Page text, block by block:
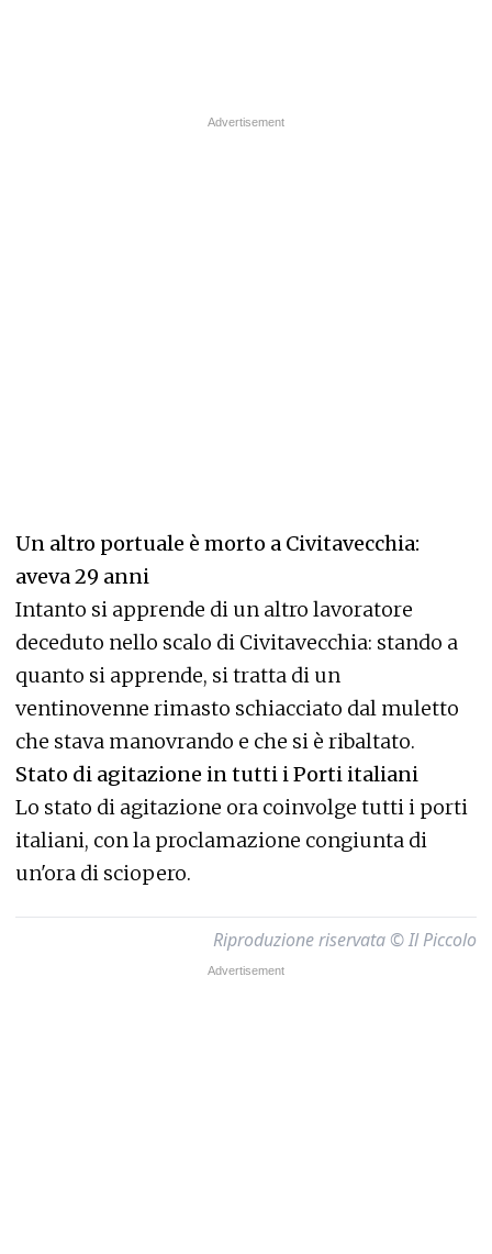
Un altro portuale è morto a Civitavecchia:
aveva 29 anni
Intanto si apprende di un altro lavoratore
deceduto nello scalo di Civitavecchia: stando a
quanto si apprende, si tratta di un
ventinovenne rimasto schiacciato dal muletto
che stava manovrando e che si è ribaltato.
Stato di agitazione in tutti i Porti italiani
Lo stato di agitazione ora coinvolge tutti i porti
italiani, con la proclamazione congiunta di
un'ora di sciopero.
Riproduzione riservata © Il Piccolo